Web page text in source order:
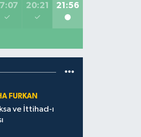
20:21 21:56
FURKAN
ve İttihad-ı